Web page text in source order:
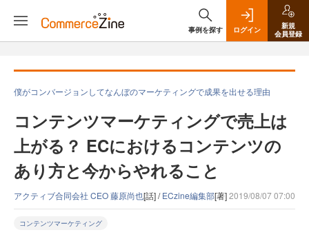
事例を探す ログイン
新規
会員登録
僕がコンバージョンしてなんぼのマーケティングで成果を出せる理由
コンテンツマーケティングで売上は
上がる？ ECにおけるコンテンツの
あり方と今からやれること
アクティブ合同会社 CEO 藤原尚也[話] /ECzine編集部[著]2019/08/07 07:00
コンテンツマーケティング